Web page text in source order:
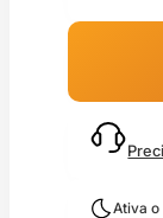
Ativa o